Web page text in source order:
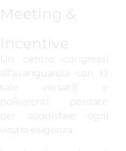
Meeting &
Incentive
Un centro congressi
all’avanguardia con 12
sale versatili e
polivalenti, pensate
per soddisfare ogni
vostra esigenza.